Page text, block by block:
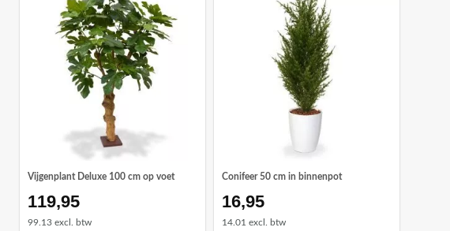
Vijgenplant Deluxe 100 cm op voet
119,95
99.13 excl. btw
Conifeer 50 cm in binnenpot
16,95
14.01 excl. btw